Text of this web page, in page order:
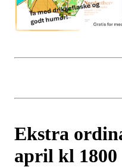
Ekstra
april kl 1800